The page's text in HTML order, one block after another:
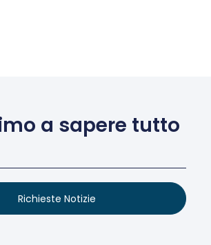
a sapere tutto
Richieste Notizie